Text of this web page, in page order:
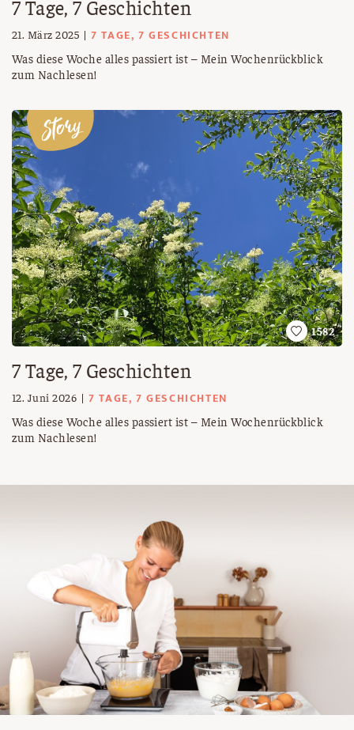
7 Tage, 7 Geschichten
21. März 2025 7 TAGE, 7 GESCHICHTEN
Was diese Woche alles passiert ist – Mein Wochenrückblick
zum Nachlesen!
1582
7 Tage, 7 Geschichten
12. Juni 2026 7 TAGE, 7 GESCHICHTEN
Was diese Woche alles passiert ist – Mein Wochenrückblick
zum Nachlesen!